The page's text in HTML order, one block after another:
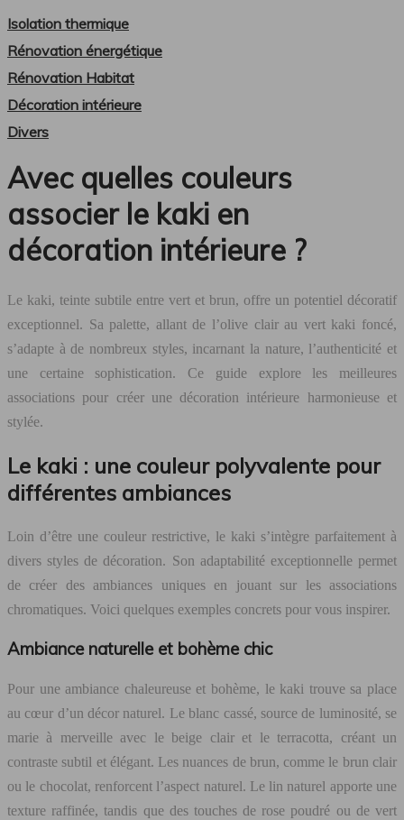
Isolation thermique
Rénovation énergétique
Rénovation Habitat
Décoration intérieure
Divers
Avec quelles couleurs
associer le kaki en
décoration intérieure ?
Le kaki, teinte subtile entre vert et brun, offre un potentiel décoratif
exceptionnel. Sa palette, allant de l’olive clair au vert kaki foncé,
s’adapte à de nombreux styles, incarnant la nature, l’authenticité et
une certaine sophistication. Ce guide explore les meilleures
associations pour créer une décoration intérieure harmonieuse et
stylée.
Le kaki : une couleur polyvalente pour
différentes ambiances
Loin d’être une couleur restrictive, le kaki s’intègre parfaitement à
divers styles de décoration. Son adaptabilité exceptionnelle permet
de créer des ambiances uniques en jouant sur les associations
chromatiques. Voici quelques exemples concrets pour vous inspirer.
Ambiance naturelle et bohème chic
Pour une ambiance chaleureuse et bohème, le kaki trouve sa place
au cœur d’un décor naturel. Le blanc cassé, source de luminosité, se
marie à merveille avec le beige clair et le terracotta, créant un
contraste subtil et élégant. Les nuances de brun, comme le brun clair
ou le chocolat, renforcent l’aspect naturel. Le lin naturel apporte une
texture raffinée, tandis que des touches de rose poudré ou de vert